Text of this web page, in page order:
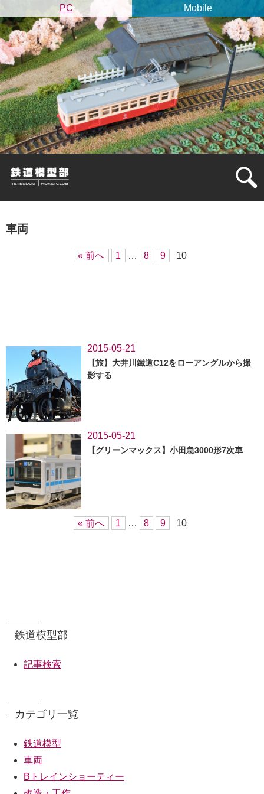
PC Mobile
車両
« 前へ 1 … 8 9 10
2015-05-21
【旅】大井川鐵道C12をローアングルから撮
影する
2015-05-21
【グリーンマックス】小田急3000形7次車
« 前へ 1 … 8 9 10
鉄道模型部
記事検索
カテゴリ一覧
鉄道模型
車両
Bトレインショーティー